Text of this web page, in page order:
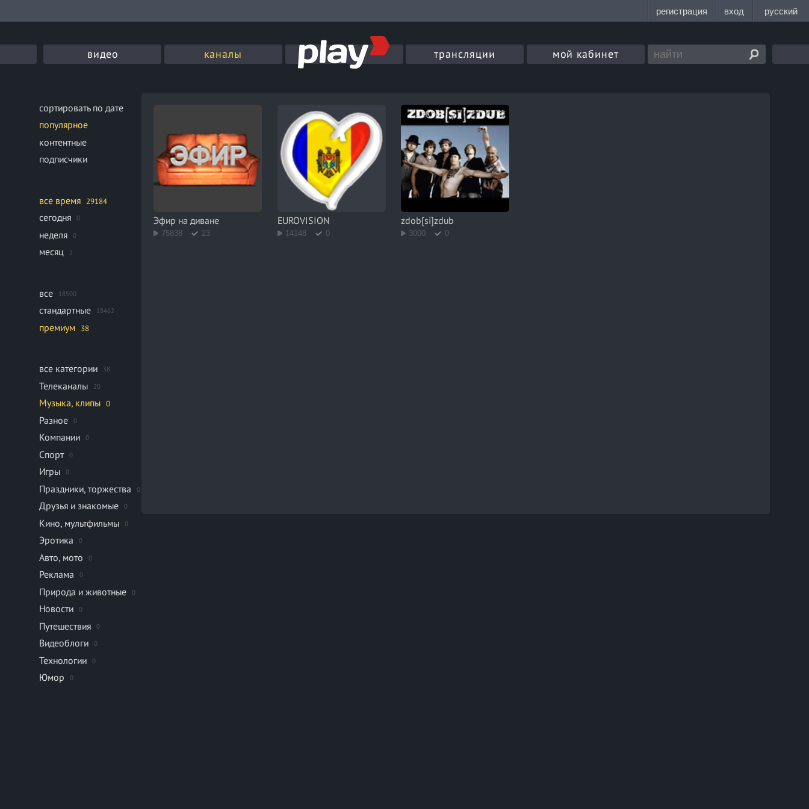
видео каналы трансляции мой кабинет
сортировать по дате
популярное
контентные
подписчики
все время 29184
сегодня 0
неделя 0
месяц 2
все 18500
стандартные 18462
премиум 38
все категории 38
Телеканалы 20
Музыка, клипы 0
Разное 0
Компании 0
Спорт 0
Игры 0
Праздники, торжества 0
Друзья и знакомые 0
Кино, мультфильмы 0
Эротика 0
Авто, мото 0
Реклама 0
Природа и животные 0
Новости 0
Путешествия 0
Видеоблоги 0
Технологии 0
Юмор 0
Эфир на диване
75838 23
EUROVISION
14148 0
zdob[si]zdub
3000 0